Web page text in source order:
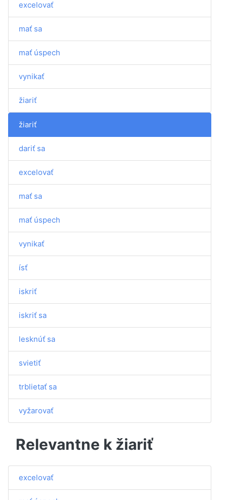
excelovať
mať sa
mať úspech
vynikať
žiariť
žiariť
dariť sa
excelovať
mať sa
mať úspech
vynikať
ísť
iskriť
iskriť sa
lesknúť sa
svietiť
trblietať sa
vyžarovať
Relevantne k žiariť
excelovať